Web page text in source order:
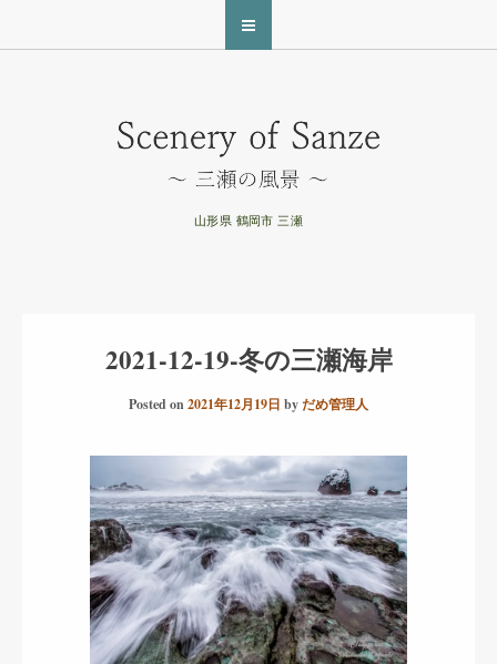
山形県 鶴岡市 三瀬
2021-12-19-冬の三瀬海岸
Posted on2021年12月19日 byだめ管理人